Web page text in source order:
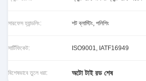
সারফেস হ্যান্ডলিং: শট ব্লাস্টিং, পলিশিং
সার্টিফিকেট: ISO9001, IATF16949
বিশেষভাবে তুলে ধরা: অটো টাই রড শেষ